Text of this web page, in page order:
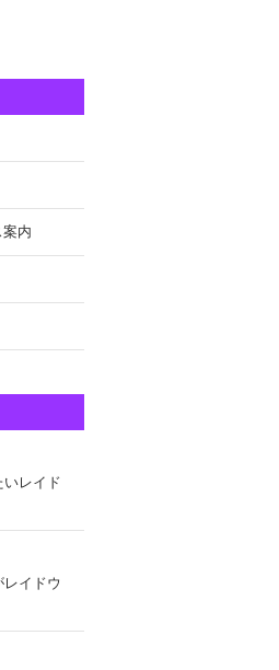
内
レイド
イドウ